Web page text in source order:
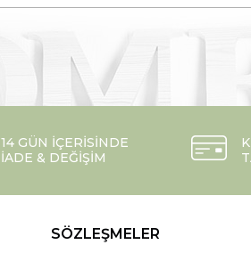
14 GÜN İÇERISINDE
İADE & DEĞIŞIM
SÖZLEŞMELER